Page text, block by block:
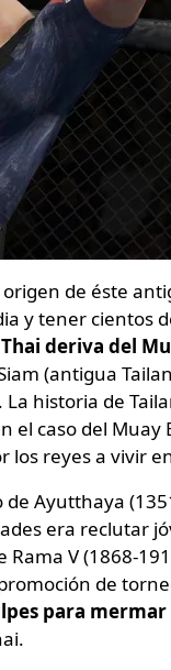
de éste
y tener cientos
deriva del
(antigua
historia de
caso del Muay
reyes a vivir
Ayutthaya
era reclutar
V (1868-
de
para mermar